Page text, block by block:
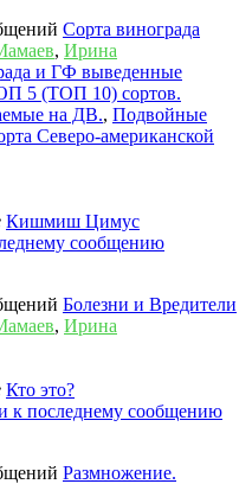
Сорта винограда
, Ирина
и ГФ выведенные
5 (ТОП 10) сортов.
на ДВ., Подвойные
Северо-американской
Кишмиш Цимус
сообщению
Болезни и Вредители
, Ирина
Кто это?
к последнему сообщению
Размножение.